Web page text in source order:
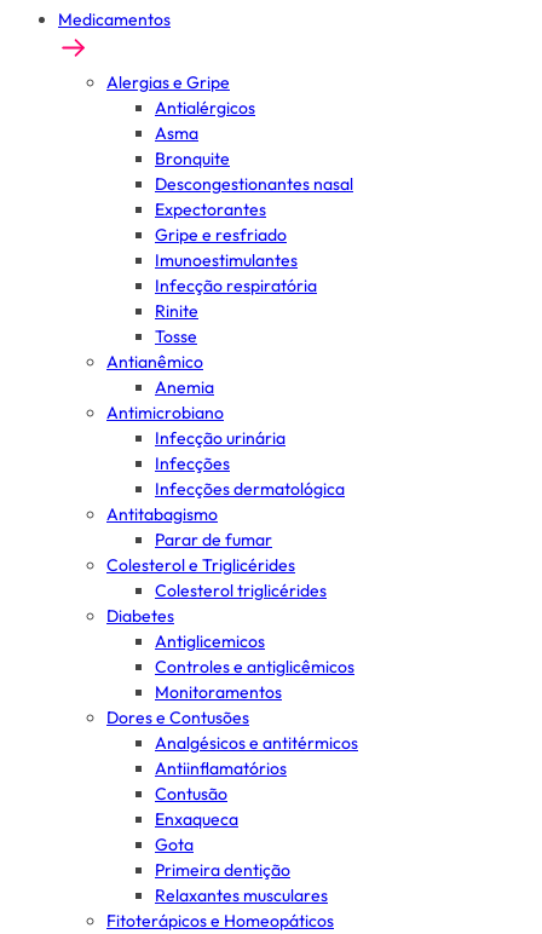
Medicamentos
Alergias e Gripe
Antialérgicos
Asma
Bronquite
Descongestionantes nasal
Expectorantes
Gripe e resfriado
Imunoestimulantes
Infecção respiratória
Rinite
Tosse
Antianêmico
Anemia
Antimicrobiano
Infecção urinária
Infecções
Infecções dermatológica
Antitabagismo
Parar de fumar
Colesterol e Triglicérides
Colesterol triglicérides
Diabetes
Antiglicemicos
Controles e antiglicêmicos
Monitoramentos
Dores e Contusões
Analgésicos e antitérmicos
Antiinflamatórios
Contusão
Enxaqueca
Gota
Primeira dentição
Relaxantes musculares
Fitoterápicos e Homeopáticos